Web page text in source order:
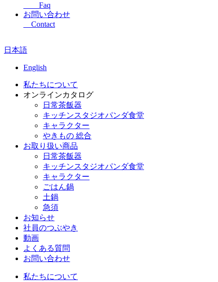
Faq
お問い合わせ
Contact
日本語
English
私たちについて
オンラインカタログ
日常茶飯器
キッチンスタジオパンダ食堂
キャラクター
やきもの 総合
お取り扱い商品
日常茶飯器
キッチンスタジオパンダ食堂
キャラクター
ごはん鍋
土鍋
急須
お知らせ
社員のつぶやき
動画
よくある質問
お問い合わせ
私たちについて